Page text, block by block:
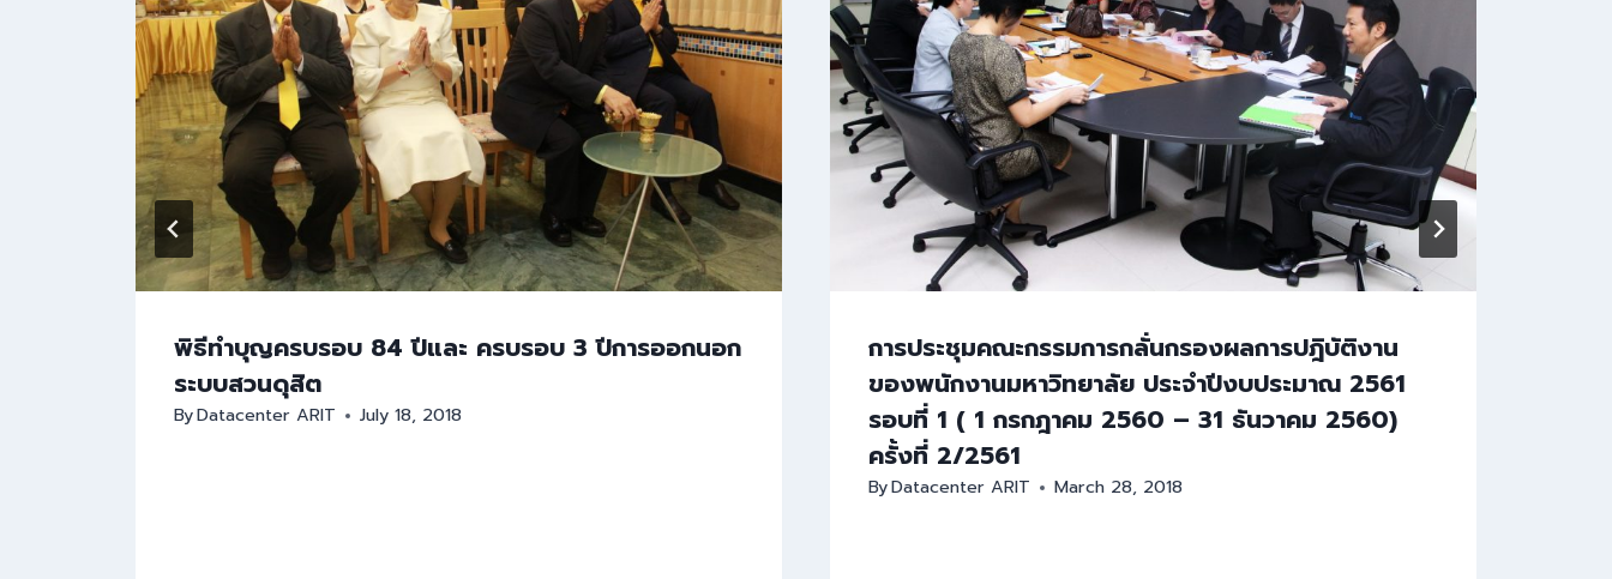
พิธีทำบุญครบรอบ 84 ปีและ ครบรอบ 3 ปีการออกนอก
ระบบสวนดุสิต
ByDatacenter ARIT July 18, 2018
การประชุมคณะกรรมการกลั่นกรองผลการปฎิบัติงาน
ของพนักงานมหาวิทยาลัย ประจำปีงบประมาณ 2561
รอบที่ 1 ( 1 กรกฎาคม 2560 – 31 ธันวาคม 2560)
ครั้งที่ 2/2561
ByDatacenter ARIT March 28, 2018